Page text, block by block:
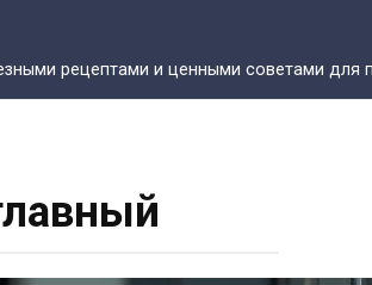
рецептами и ценными советами для